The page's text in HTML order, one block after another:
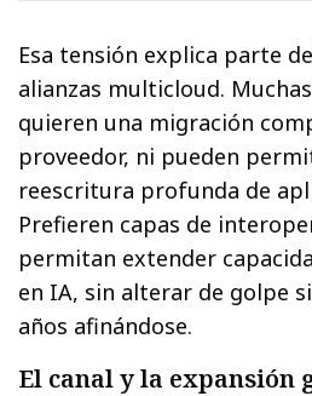
Esa tensión explica parte
alianzas multicloud.
quieren una migración
proveedor, ni pueden
reescritura profunda de
Prefieren capas de
permitan extender
en IA, sin alterar de golpe
años afinándose.
El canal y la expansión